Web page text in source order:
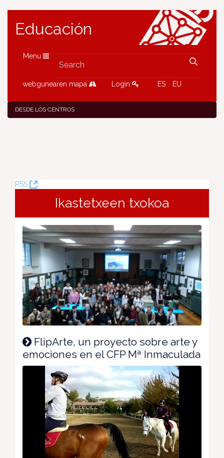
Educación
Menu
webgunearen mapa Login ES EU
DESDE LOS CENTROS
RSS
(Opens
Window)Ikastetxeen txokoa
FlipArte, un proyecto sobre arte y
emociones en el CFP Mª Inmaculada